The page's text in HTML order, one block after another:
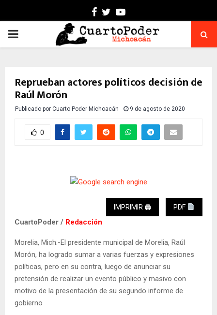
Facebook
TwitterYoutube
PRIMARY
Reprueban actores políticos decisión de
Raúl Morón
Publicado por Cuarto Poder Michoacán 9 de agosto de 2020
0
IMPRIMIR 🖨 PDF
CuartoPoder / Redacción
Morelia, Mich.-El presidente municipal de Morelia, Raúl
Morón, ha logrado sumar a varias fuerzas y expresiones
políticas, pero en su contra, luego de anunciar su
pretensión de realizar un evento público y masivo con
motivo de la presentación de su segundo informe de
gobierno